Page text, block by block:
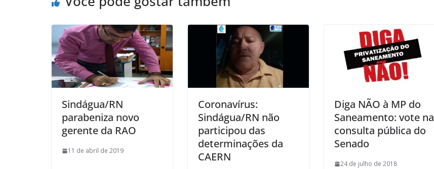
Sindágua/RN
parabeniza novo
gerente da RAO
11 de abril de 2019
Coronavírus:
Sindágua/RN não
participou das
determinações da
CAERN
Diga NÃO à MP do
Saneamento: vote na
consulta pública do
Senado
24 de julho de 2018